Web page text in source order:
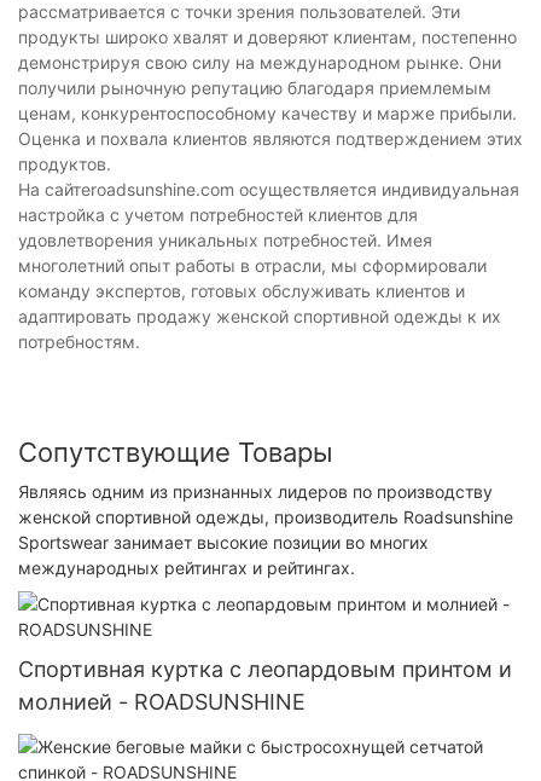
рассматривается с точки зрения пользователей. Эти
продукты широко хвалят и доверяют клиентам, постепенно
демонстрируя свою силу на международном рынке. Они
получили рыночную репутацию благодаря приемлемым
ценам, конкурентоспособному качеству и марже прибыли.
Оценка и похвала клиентов являются подтверждением этих
продуктов.
На сайтеroadsunshine.com осуществляется индивидуальная
настройка с учетом потребностей клиентов для
удовлетворения уникальных потребностей. Имея
многолетний опыт работы в отрасли, мы сформировали
команду экспертов, готовых обслуживать клиентов и
адаптировать продажу женской спортивной одежды к их
потребностям.
Сопутствующие Товары
Являясь одним из признанных лидеров по производству
женской спортивной одежды, производитель Roadsunshine
Sportswear занимает высокие позиции во многих
международных рейтингах и рейтингах.
Спортивная куртка с леопардовым принтом и
молнией - ROADSUNSHINE